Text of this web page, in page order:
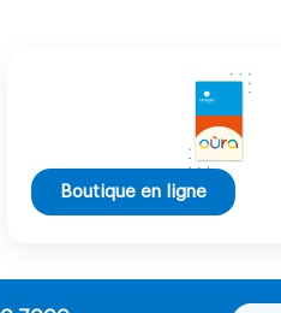
Boutique en ligne